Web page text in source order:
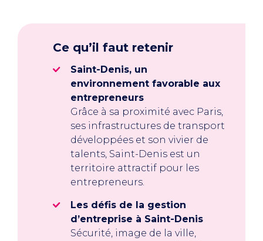
Ce qu’il faut retenir
Saint-Denis, un
environnement favorable aux
entrepreneurs
Grâce à sa proximité avec Paris,
ses infrastructures de transport
développées et son vivier de
talents, Saint-Denis est un
territoire attractif pour les
entrepreneurs.
Les défis de la gestion
d’entreprise à Saint-Denis
Sécurité, image de la ville,